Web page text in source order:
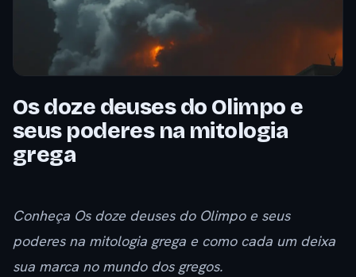
Os doze deuses do Olimpo e
seus poderes na mitologia
grega
Conheça Os doze deuses do Olimpo e seus
poderes na mitologia grega e como cada um deixa
sua marca no mundo dos gregos.